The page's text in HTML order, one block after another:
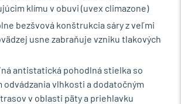
klímu v obuvi (uvex climazone)
bezšvová konštrukcia sáry z veľmi
usne zabraňuje vzniku tlakových
antistatická pohodlná stielka so
odvádzania vlhkosti a dodatočným
v oblasti päty a priehlavku